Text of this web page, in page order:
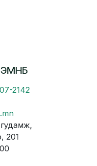
ЭМНБ
2142
201